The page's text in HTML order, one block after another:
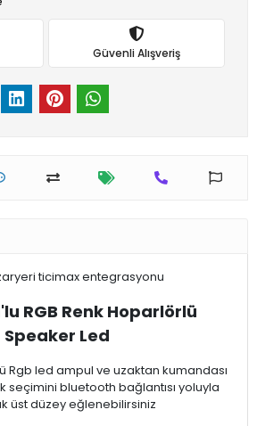
Güvenli Alışveriş
RGB Renk Hoparlörlü
Speaker Led
Rgb led ampul ve uzaktan kumandası
seçimini bluetooth bağlantısı yoluyla
üst düzey eğlenebilirsiniz